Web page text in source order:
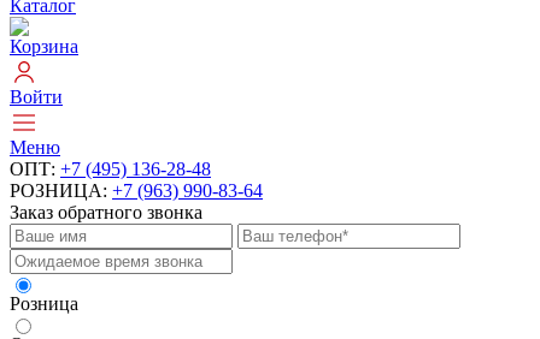
Каталог
Корзина
Войти
Меню
ОПТ: +7 (495) 136-28-48
РОЗНИЦА: +7 (963) 990-83-64
Заказ обратного звонка
Розница